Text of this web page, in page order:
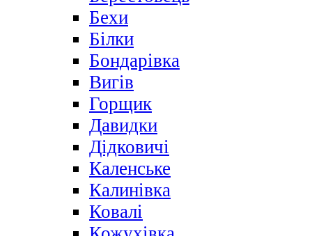
Бехи
Білки
Бондарівка
Вигів
Горщик
Давидки
Дідковичі
Каленське
Калинівка
Ковалі